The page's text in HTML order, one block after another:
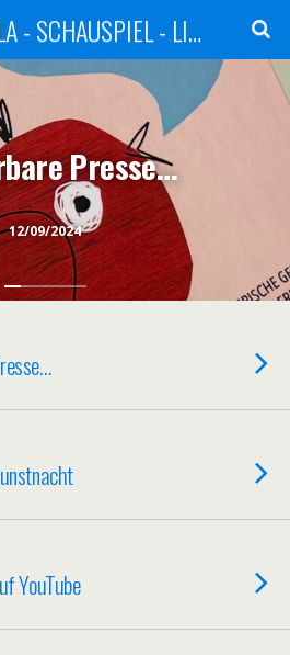
MONICA CALLA - SCHAUSPIEL - LITERATUR - KABARETT
12/09/2024
Presse…
YouTube